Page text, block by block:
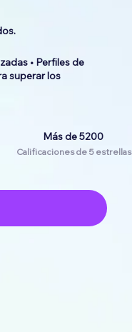
• Perfiles de
superar los
Más de 5200
Calificaciones de 5 estrellas